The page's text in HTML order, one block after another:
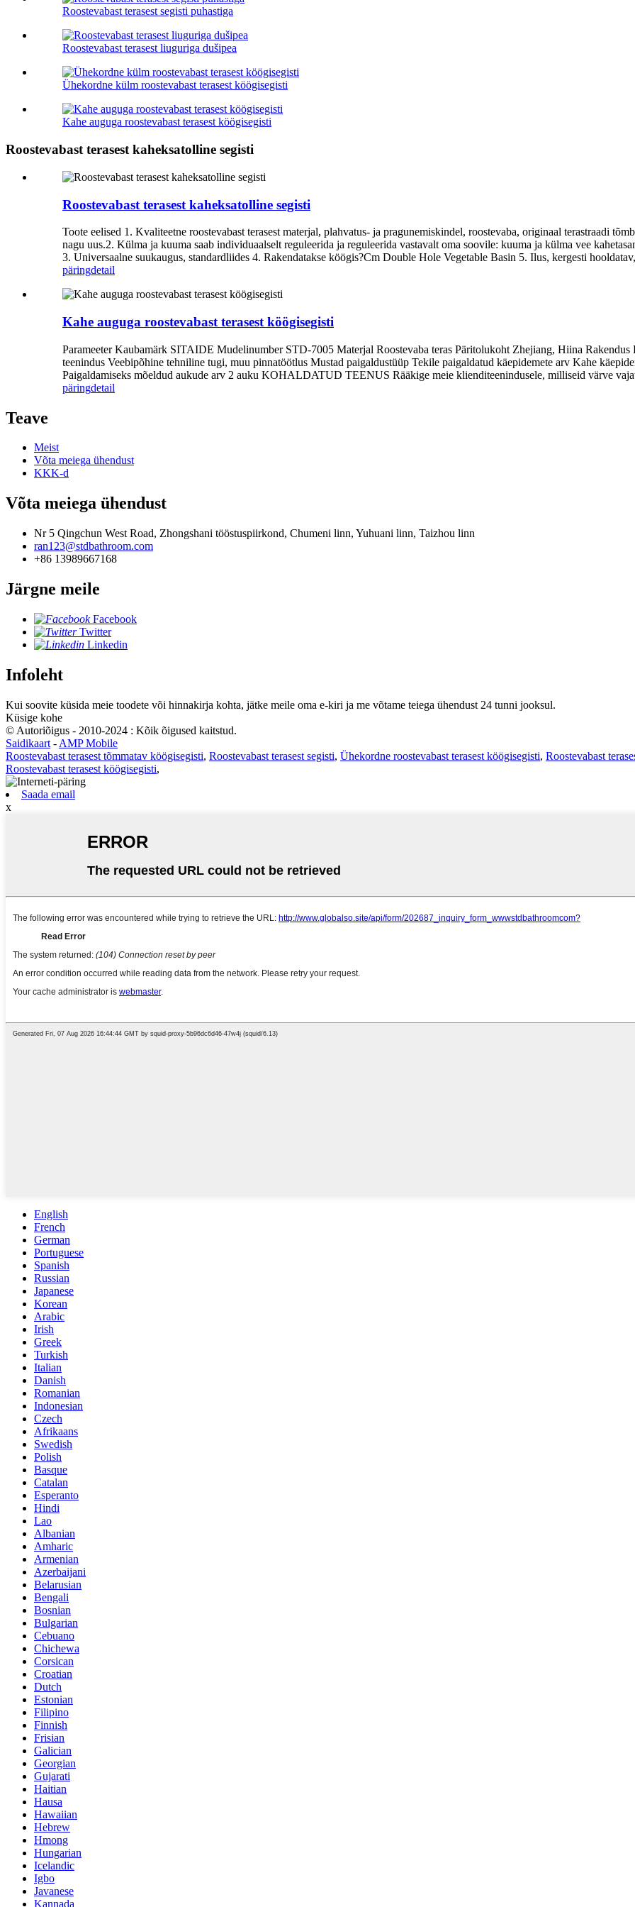
Roostevabast terasest segisti puhastiga
Roostevabast terasest liuguriga dušipea
Ühekordne külm roostevabast terasest köögisegisti
Kahe auguga roostevabast terasest köögisegisti
Roostevabast terasest kaheksatolline segisti
Roostevabast terasest kaheksatolline segisti
Toote eelised 1. Kvaliteetne roostevabast terasest materjal, plahvatus- ja pragunemiskindel, roostevaba, originaal terastraadi
nagu uus.2. Külma ja kuuma saab individuaalselt reguleerida ja reguleerida vastavalt oma soovile: kuuma ja külma vee
3. Universaalne suukaugus, standardliides 4. Rakendatakse köögis?Cm Double Hole Vegetable Basin 5. Ilus, kergesti
päringdetail
Kahe auguga roostevabast terasest köögisegisti
Parameeter Kaubamärk SITAIDE Mudelinumber STD-7005 Materjal Roostevaba teras Päritolukoht Zhejiang, Hiina
teenindus Veebipõhine tehniline tugi, muu pinnatöötlus Mustad paigaldustüüp Tekile paigaldatud käepidemete arv Kahe
Paigaldamiseks mõeldud aukude arv 2 auku KOHALDATUD TEENUS Rääkige meie klienditeenindusele, milliseid värve
päringdetail
Teave
Meist
Võta meiega ühendust
KKK-d
Võta meiega ühendust
Nr 5 Qingchun West Road, Zhongshani tööstuspiirkond, Chumeni linn, Yuhuani linn, Taizhou linn
ran123@stdbathroom.com
+86 13989667168
Järgne meile
Facebook
Twitter
Linkedin
Infoleht
Kui soovite küsida meie toodete või hinnakirja kohta, jätke meile oma e-kiri ja me võtame teiega ühendust 24 tunni jooksul.
Küsige kohe
© Autoriõigus - 2010-2024 : Kõik õigused kaitstud.
Saidikaart - AMP Mobile
Roostevabast terasest tõmmatav köögisegisti, Roostevabast terasest segisti, Ühekordne roostevabast terasest köögisegisti, Roostevabast
Roostevabast terasest köögisegisti,
Saada email
x
English
French
German
Portuguese
Spanish
Russian
Japanese
Korean
Arabic
Irish
Greek
Turkish
Italian
Danish
Romanian
Indonesian
Czech
Afrikaans
Swedish
Polish
Basque
Catalan
Esperanto
Hindi
Lao
Albanian
Amharic
Armenian
Azerbaijani
Belarusian
Bengali
Bosnian
Bulgarian
Cebuano
Chichewa
Corsican
Croatian
Dutch
Estonian
Filipino
Finnish
Frisian
Galician
Georgian
Gujarati
Haitian
Hausa
Hawaiian
Hebrew
Hmong
Hungarian
Icelandic
Igbo
Javanese
Kannada